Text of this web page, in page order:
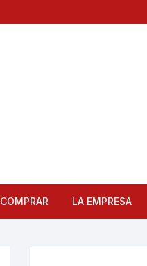
COMPRAR LA EMPRESA